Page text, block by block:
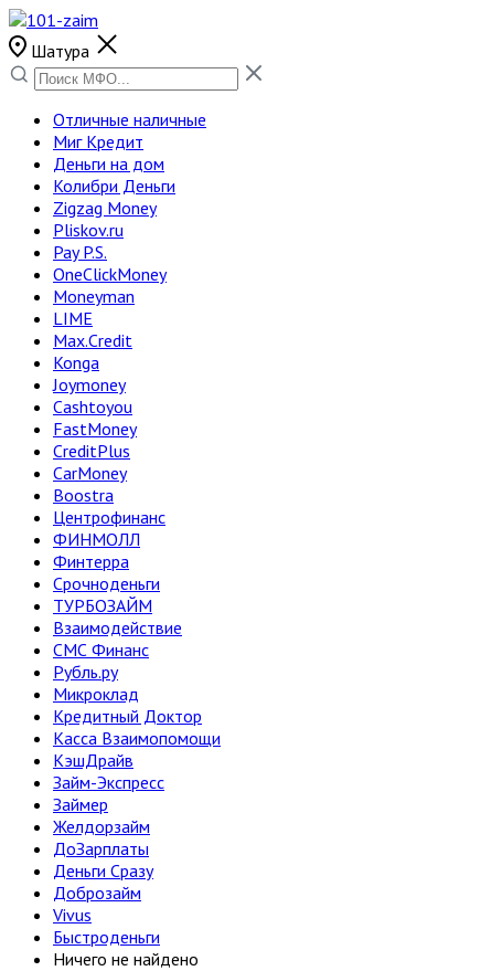
Шатура
Отличные наличные
Миг Кредит
Деньги на дом
Колибри Деньги
Zigzag Money
Pliskov.ru
Pay P.S.
OneClickMoney
Moneyman
LIME
Max.Credit
Konga
Joymoney
Cashtoyou
FastMoney
CreditPlus
CarMoney
Boostra
Центрофинанс
ФИНМОЛЛ
Финтерра
Срочноденьги
ТУРБОЗАЙМ
Взаимодействие
СМС Финанс
Рубль.ру
Микроклад
Кредитный Доктор
Касса Взаимопомощи
КэшДрайв
Займ-Экспресс
Займер
Желдорзайм
ДоЗарплаты
Деньги Сразу
Доброзайм
Vivus
Быстроденьги
Ничего не найдено